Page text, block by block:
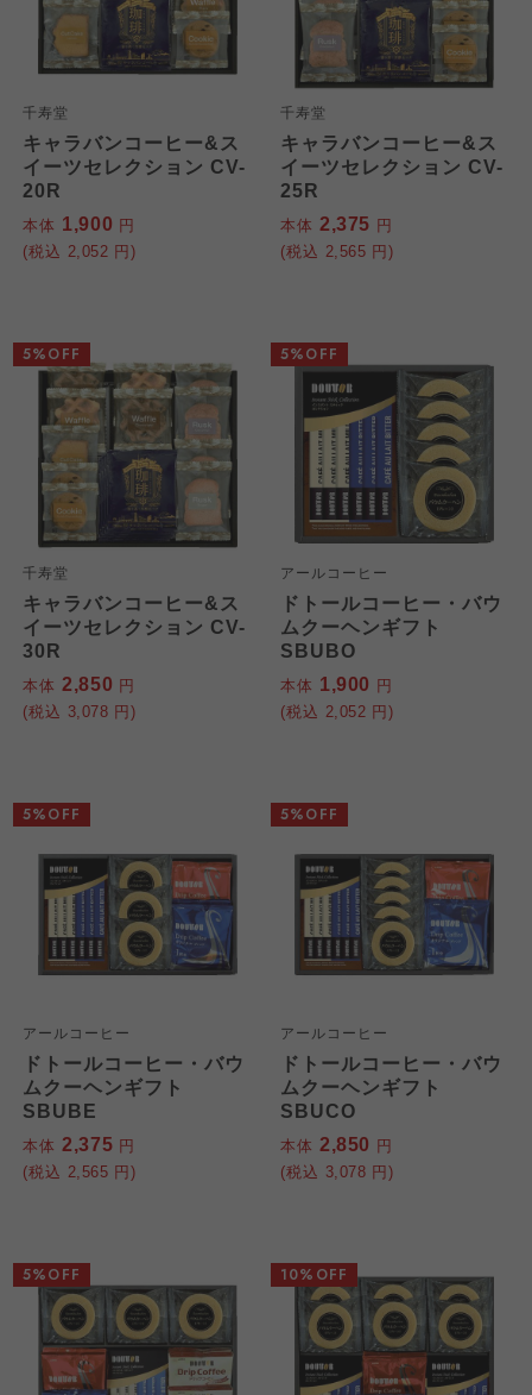
千寿堂
キャラバンコーヒー&ス
イーツセレクション CV-
20R
本体 1,900 円
(税込 2,052 円)
千寿堂
キャラバンコーヒー&ス
イーツセレクション CV-
25R
本体 2,375 円
(税込 2,565 円)
千寿堂
キャラバンコーヒー&ス
イーツセレクション CV-
30R
本体 2,850 円
(税込 3,078 円)
5%OFF
アールコーヒー
ドトールコーヒー・バウ
ムクーヘンギフト
SBUBO
本体 1,900 円
(税込 2,052 円)
5%OFF
アールコーヒー
ドトールコーヒー・バウ
ムクーヘンギフト
SBUBE
本体 2,375 円
(税込 2,565 円)
5%OFF
アールコーヒー
ドトールコーヒー・バウ
ムクーヘンギフト
SBUCO
本体 2,850 円
(税込 3,078 円)
5%OFF
5%OFF 10%OFF
ご利用約款（ご利用規約・ご利
このサイトは7つの生協から業務委託を受けて、
コープきんき事業連合が運営しています。ご自
身が加入されている生協が定める利用約款をご
確認のうえ、ご利用ください。なお、クチコミ
投稿については、利用約款の細則として規定さ
個人情報保護方針について
連合、ならびに各生協の「個人情報保護方針」
にもどづいて、コープ事業連合が適切に管理を
おこなっています。
コープ事業連合、ならびに各生協の「個人情報
特定商取引法に基づく表記につ
このサイトは7つの生協から業務委託を受けて、
コープきんき事業連合が運営しています。販売
責任者は、それぞれご利用の生協となります。
各生協の「特定商取引法に基づく表記につい
て」については各生協のボタンをクリックして